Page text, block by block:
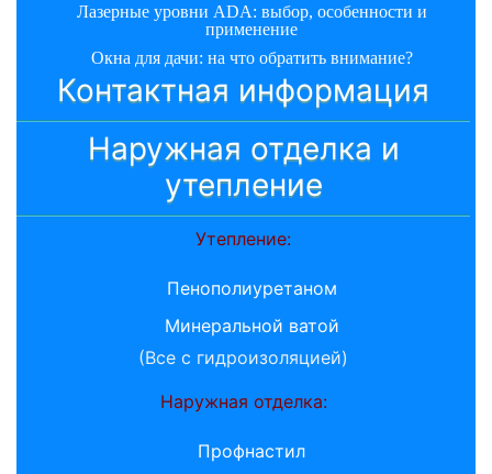
Лазерные уровни ADA: выбор, особенности и
применение
Окна для дачи: на что обратить внимание?
Контактная информация
Наружная отделка и
утепление
Утепление:
Пенополиуретаном
Минеральной ватой
(Все с гидроизоляцией)
Наружная отделка:
Профнастил